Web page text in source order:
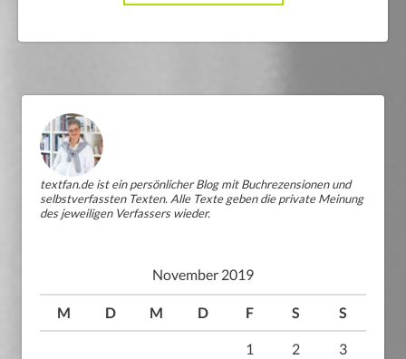
textfan.de ist ein persönlicher Blog mit Buchrezensionen und
selbstverfassten Texten. Alle Texte geben die private Meinung
des jeweiligen Verfassers wieder.
November 2019
M D M D F S S
1 2
3